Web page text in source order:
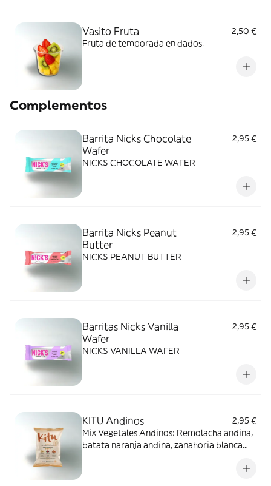
Vasito Fruta
2,50 €
Fruta de temporada en dados.
Complementos
Barrita Nicks Chocolate
Wafer
2,95 €
NICKS CHOCOLATE WAFER
Barrita Nicks Peanut
Butter
2,95 €
NICKS PEANUT BUTTER
Barritas Nicks Vanilla
Wafer
2,95 €
NICKS VANILLA WAFER
KITU Andinos
2,95 €
Mix Vegetales Andinos: Remolacha andina,
batata naranja andina, zanahoria blanca